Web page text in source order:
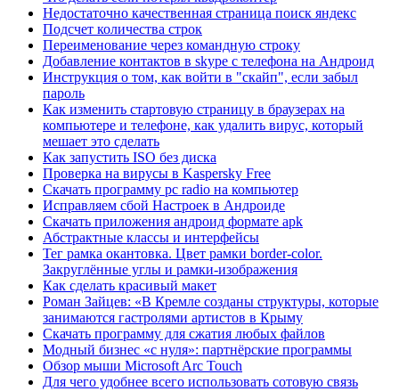
Недостаточно качественная страница поиск яндекс
Подсчет количества строк
Переименование через командную строку
Добавление контактов в skype с телефона на Андроид
Инструкция о том, как войти в "скайп", если забыл
пароль
Как изменить стартовую страницу в браузерах на
компьютере и телефоне, как удалить вирус, который
мешает это сделать
Как запустить ISO без диска
Проверка на вирусы в Kaspersky Free
Скачать программу pc radio на компьютер
Исправляем сбой Настроек в Андроиде
Скачать приложения андроид формате apk
Абстрактные классы и интерфейсы
Тег рамка окантовка. Цвет рамки border-color.
Закруглённые углы и рамки-изображения
Как сделать красивый макет
Роман Зайцев: «В Кремле созданы структуры, которые
занимаются гастролями артистов в Крыму
Скачать программу для сжатия любых файлов
Модный бизнес «с нуля»: партнёрские программы
Обзор мыши Microsoft Arc Touch
Для чего удобнее всего использовать сотовую связь